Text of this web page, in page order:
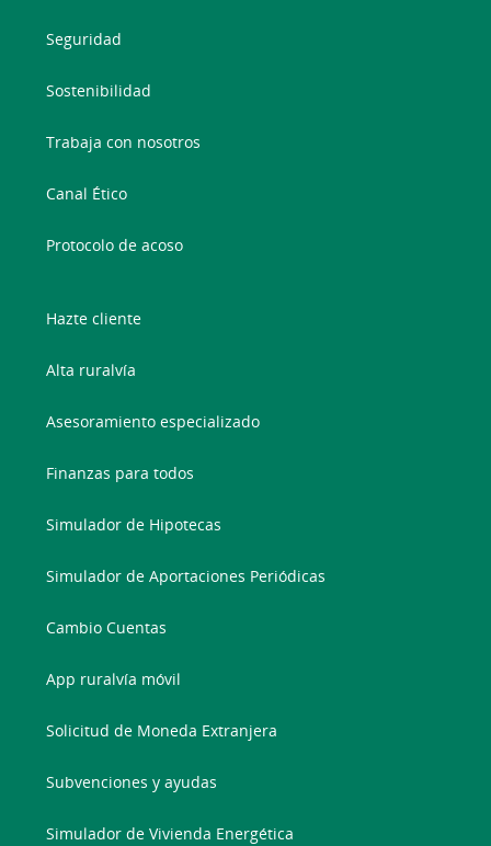
Seguridad
Sostenibilidad
Trabaja con nosotros
Canal Ético
Protocolo de acoso
Hazte cliente
Alta ruralvía
Asesoramiento especializado
Finanzas para todos
Simulador de Hipotecas
Simulador de Aportaciones Periódicas
Cambio Cuentas
App ruralvía móvil
Solicitud de Moneda Extranjera
Subvenciones y ayudas
Simulador de Vivienda Energética